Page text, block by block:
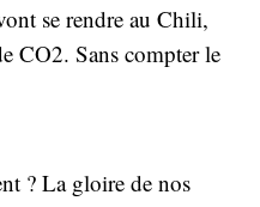
se rendre au Chili,
CO2. Sans compter le
? La gloire de nos